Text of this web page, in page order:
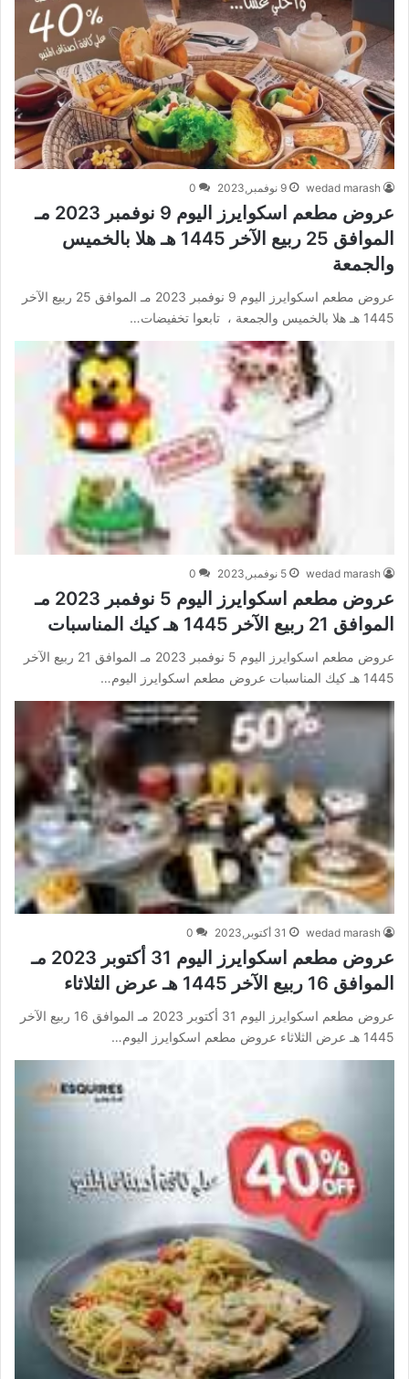
wedad marash 9 نوفمبر,2023 0
عروض مطعم اسكوايرز اليوم 9 نوفمبر 2023 مـ
الموافق 25 ربيع الآخر 1445 هـ هلا بالخميس
والجمعة
عروض مطعم اسكوايرز اليوم 9 نوفمبر 2023 مـ الموافق 25 ربيع الآخر
1445 هـ هلا بالخميس والجمعة ، تابعوا تخفيضات…
wedad marash 5 نوفمبر,2023 0
عروض مطعم اسكوايرز اليوم 5 نوفمبر 2023 مـ
الموافق 21 ربيع الآخر 1445 هـ كيك المناسبات
عروض مطعم اسكوايرز اليوم 5 نوفمبر 2023 مـ الموافق 21 ربيع الآخر
1445 هـ كيك المناسبات عروض مطعم اسكوايرز اليوم…
wedad marash 31 أكتوبر,2023 0
عروض مطعم اسكوايرز اليوم 31 أكتوبر 2023 مـ
الموافق 16 ربيع الآخر 1445 هـ عرض الثلاثاء
عروض مطعم اسكوايرز اليوم 31 أكتوبر 2023 مـ الموافق 16 ربيع الآخر
1445 هـ عرض الثلاثاء عروض مطعم اسكوايرز اليوم…